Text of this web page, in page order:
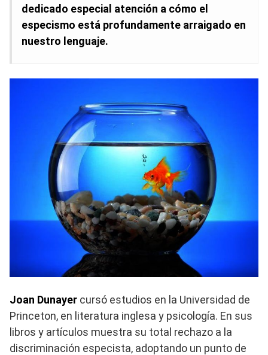
dedicado especial atención a cómo el
especismo está profundamente arraigado en
nuestro lenguaje.
Joan Dunayer cursó estudios en la Universidad de
Princeton, en literatura inglesa y psicología. En sus
libros y artículos muestra su total rechazo a la
discriminación especista, adoptando un punto de